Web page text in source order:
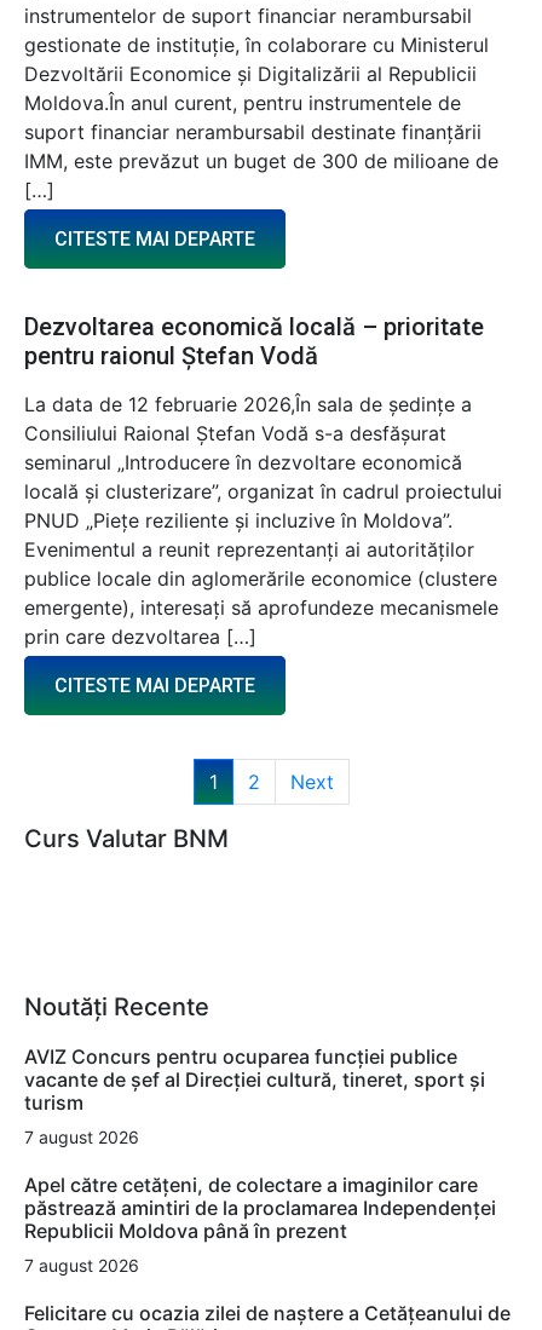
instrumentelor de suport financiar nerambursabil
gestionate de instituție, în colaborare cu Ministerul
Dezvoltării Economice și Digitalizării al Republicii
Moldova.În anul curent, pentru instrumentele de
suport financiar nerambursabil destinate finanțării
IMM, este prevăzut un buget de 300 de milioane de
[…]
CITESTE MAI DEPARTE
Dezvoltarea economică locală – prioritate
pentru raionul Ștefan Vodă
La data de 12 februarie 2026,În sala de ședințe a
Consiliului Raional Ștefan Vodă s-a desfășurat
seminarul „Introducere în dezvoltare economică
locală și clusterizare”, organizat în cadrul proiectului
PNUD „Piețe reziliente și incluzive în Moldova”.
Evenimentul a reunit reprezentanți ai autorităților
publice locale din aglomerările economice (clustere
emergente), interesați să aprofundeze mecanismele
prin care dezvoltarea […]
CITESTE MAI DEPARTE
1 2 Next
Curs Valutar BNM
Noutăți Recente
AVIZ Concurs pentru ocuparea funcţiei publice
vacante de şef al Direcţiei cultură, tineret, sport şi
turism
7 august 2026
Apel către cetățeni, de colectare a imaginilor care
păstrează amintiri de la proclamarea Independenței
Republicii Moldova până în prezent
7 august 2026
Felicitare cu ocazia zilei de naștere a Cetățeanului de